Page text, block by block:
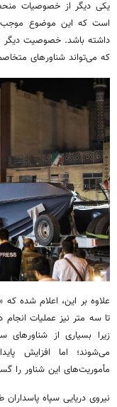
یکی دیگر از خصوصیات
است که این موضوع موجب
داشته باشد. خصوصیت دیگر
که می‌تواند شناورهای
تا سه متر نیز عملیات انجام
زیرا بسیاری از
می‌شوند؛ اما افزایش
مأموریت‌های این شناور را
نیروی دریایی سپاه